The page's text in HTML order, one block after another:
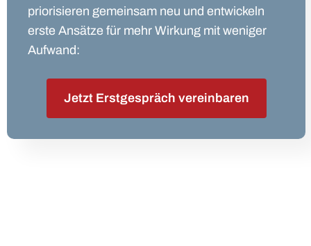
priorisieren gemeinsam neu und entwickeln
erste Ansätze für mehr Wirkung mit weniger
Aufwand:
Jetzt Erstgespräch vereinbaren